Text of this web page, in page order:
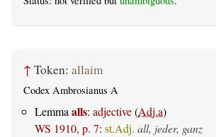
↑ Token: allaim
Codex Ambrosianus A
Lemmaalls: adjective(Adj.a)
WS 1910, p. 7: st.Adj. all, jeder, ganz